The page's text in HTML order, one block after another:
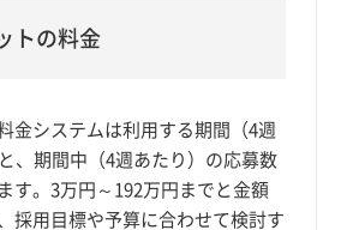
トの料金
金システムは利用する期間（4週
、期間中（4週あたり）の応募数
す。3万円～192万円までと金額
採用目標や予算に合わせて検討す